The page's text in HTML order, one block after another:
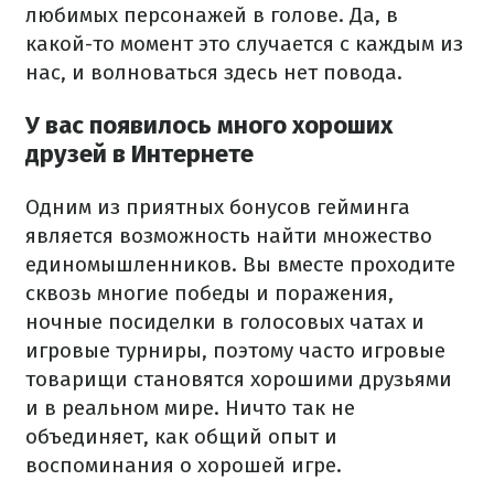
любимых персонажей в голове. Да, в
какой-то момент это случается с каждым из
нас, и волноваться здесь нет повода.
У вас появилось много хороших
друзей в Интернете
Одним из приятных бонусов гейминга
является возможность найти множество
единомышленников. Вы вместе проходите
сквозь многие победы и поражения,
ночные посиделки в голосовых чатах и
игровые турниры, поэтому часто игровые
товарищи становятся хорошими друзьями
и в реальном мире. Ничто так не
объединяет, как общий опыт и
воспоминания о хорошей игре.